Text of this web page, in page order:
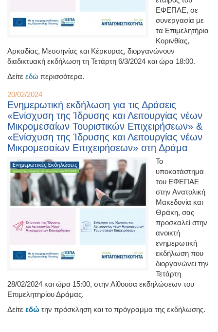
ΕΦΕΠΑΕ, σε
συνεργασία με
τα Επιμελητήρια
Κορινθίας,
Αρκαδίας, Μεσσηνίας και Κέρκυρας, διοργανώνουν
διαδικτυακή εκδήλωση τη Τετάρτη 6/3/2024 και ώρα 18:00.
Δείτε εδώ περισσότερα.
20/02/2024
Ενημερωτική εκδήλωση για τις Δράσεις
«Ενίσχυση της Ίδρυσης και Λειτουργίας νέων
Μικρομεσαίων Τουριστικών Επιχειρήσεων» &
«Ενίσχυση της Ίδρυσης και Λειτουργίας νέων
Μικρομεσαίων Επιχειρήσεων» στη Δράμα
Το
υποκατάστημα
του ΕΦΕΠΑΕ
στην Ανατολική
Μακεδονία και
Θράκη, σας
προσκαλεί στην
ανοικτή
ενημερωτική
εκδήλωση που
διοργανώνει την
Τετάρτη
28/02/2024 και ώρα 15:00, στην Αίθουσα εκδηλώσεων του
Επιμελητηρίου Δράμας.
Δείτε εδώ την πρόσκληση και το πρόγραμμα της εκδήλωσης.